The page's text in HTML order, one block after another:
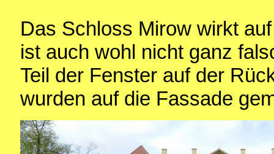
Das Schloss Mirow wirkt
ist auch wohl nicht ganz
Teil der Fenster auf der
wurden auf die Fassade